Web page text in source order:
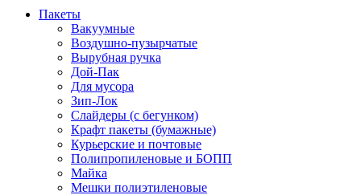
Пакеты
Вакуумные
Воздушно-пузырчатые
Вырубная ручка
Дой-Пак
Для мусора
Зип-Лок
Слайдеры (с бегунком)
Крафт пакеты (бумажные)
Курьерские и почтовые
Полипропиленовые и БОПП
Майка
Мешки полиэтиленовые